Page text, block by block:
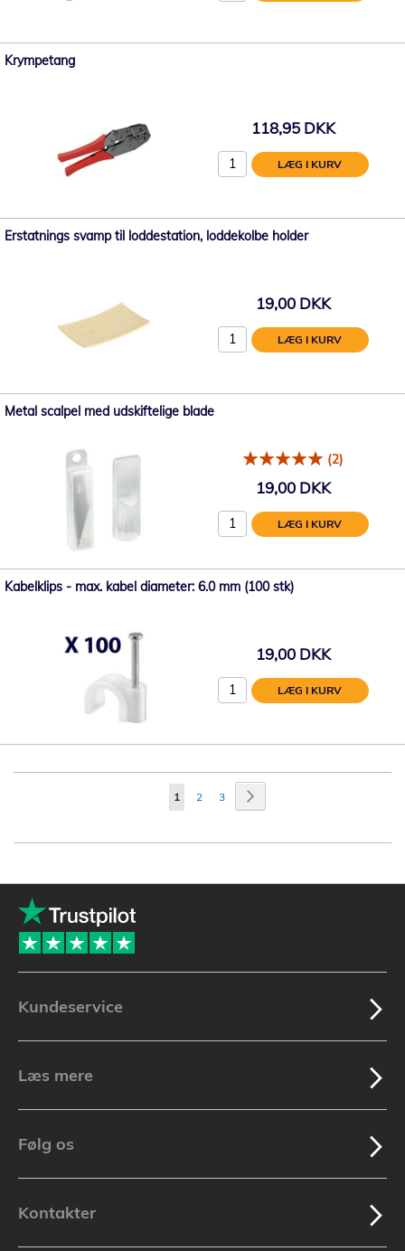
Krympetang
118,95 DKK
LÆG I KURV
Erstatnings svamp til loddestation, loddekolbe holder
19,00 DKK
LÆG I KURV
Metal scalpel med udskiftelige blade
(2)
19,00 DKK
LÆG I KURV
Kabelklips - max. kabel diameter: 6.0 mm (100 stk)
19,00 DKK
LÆG I KURV
Side
Du
1 Side
2 Side
3
Kundeservice
Læs mere
Følg os
Kontakter